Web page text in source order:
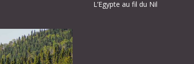
L’Egypte au fil du Nil